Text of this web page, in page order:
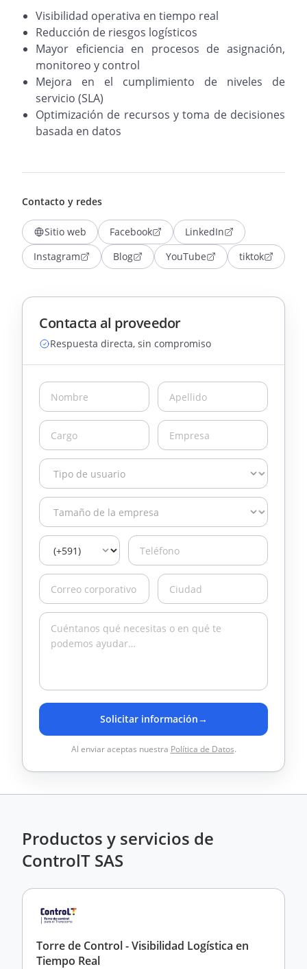
Visibilidad operativa en tiempo real
Reducción de riesgos logísticos
Mayor eficiencia en procesos de asignación,
monitoreo y control
Mejora en el cumplimiento de niveles de
servicio (SLA)
Optimización de recursos y toma de decisiones
basada en datos
Contacto y redes
Sitio web Facebook
LinkedIn
Instagram
Blog YouTube tiktok
Contacta al proveedor
Respuesta directa, sin compromiso
Solicitar información→
Al enviar aceptas nuestra Política de Datos.
Productos y servicios de
ControlT SAS
Torre de Control - Visibilidad Logística en
Tiempo Real